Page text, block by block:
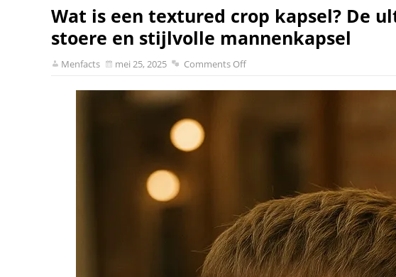
Wat is een textured crop kapsel? De
stoere en stijlvolle mannenkapsel
Menfacts mei 25, 2025 Comments Off